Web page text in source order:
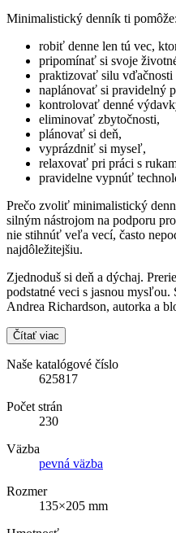
Minimalistický denník ti pomôže:
robiť denne len tú vec,
pripomínať si svoje
praktizovať silu
naplánovať si pravidelný
kontrolovať denné
eliminovať zbytočnosti,
plánovať si deň,
vyprázdniť si myseľ,
relaxovať pri práci s
pravidelne vypnúť
Prečo zvoliť minimalistický
silným nástrojom na podporu
nie stihnúť veľa vecí, často
najdôležitejšiu.
Zjednoduš si deň a dýchaj.
podstatné veci s jasnou
Andrea Richardson, autorka a
Čítať viac
Naše katalógové číslo
625817
Počet strán
230
Väzba
pevná väzba
Rozmer
135×205 mm